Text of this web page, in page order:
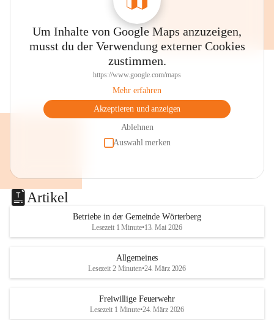
Um Inhalte von Google Maps anzuzeigen,
musst du der Verwendung externer Cookies
zustimmen.
https://www.google.com/maps
Mehr erfahren
Akzeptieren und anzeigen
Ablehnen
Auswahl merken
Artikel
Betriebe in der Gemeinde Wörterberg
Lesezeit 1 Minute•13. Mai 2026
Allgemeines
Lesezeit 2 Minuten•24. März 2026
Freiwillige Feuerwehr
Lesezeit 1 Minute•24. März 2026